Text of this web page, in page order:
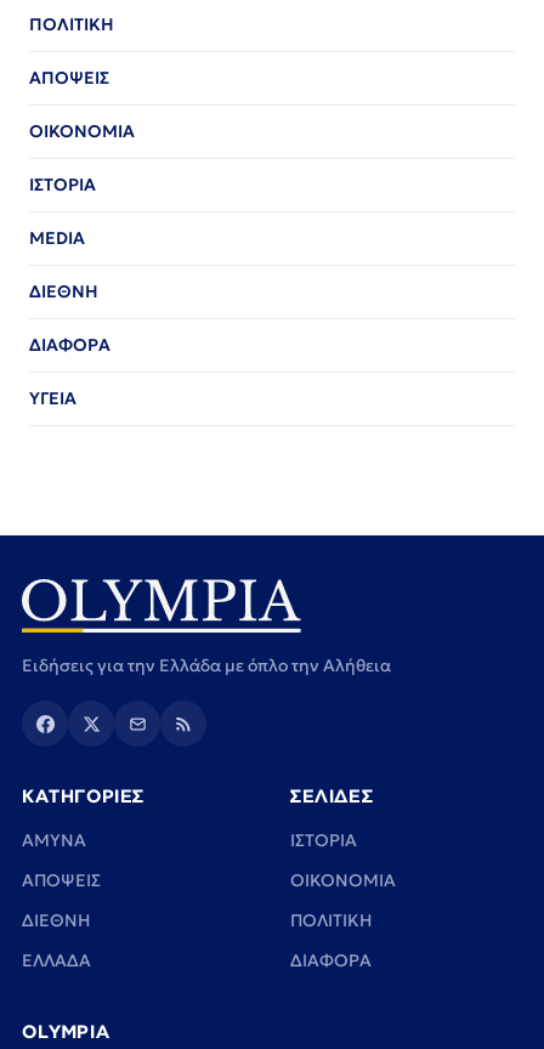
ΠΟΛΙΤΙΚΗ
ΑΠΟΨΕΙΣ
ΟΙΚΟΝΟΜΙΑ
ΙΣΤΟΡΙΑ
MEDIA
ΔΙΕΘΝΗ
ΔΙΑΦΟΡΑ
ΥΓΕΙΑ
Ειδήσεις για την Ελλάδα με όπλο την Αλήθεια
ΚΑΤΗΓΟΡΙΕΣ
ΑΜΥΝΑ
ΑΠΟΨΕΙΣ
ΔΙΕΘΝΗ
ΕΛΛΑΔΑ
ΣΕΛΙΔΕΣ
ΙΣΤΟΡΙΑ
ΟΙΚΟΝΟΜΙΑ
ΠΟΛΙΤΙΚΗ
ΔΙΑΦΟΡΑ
OLYMPIA